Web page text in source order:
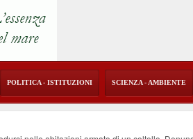
POLITICA - ISTITUZIONI SCIENZA - AMBIENTE